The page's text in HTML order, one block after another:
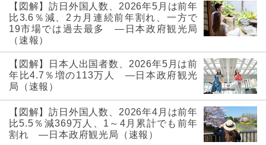
【図解】訪日外国人数、2026年5月は前年
比3.6％減、2カ月連続前年割れ、一方で
19市場では過去最多 ―日本政府観光局
（速報）
【図解】日本人出国者数、2026年5月は前
年比4.7％増の113万人 ―日本政府観光
局（速報）
【図解】訪日外国人数、2026年4月は前年
比5.5％減369万人、1～4月累計でも前年
割れ ―日本政府観光局（速報）